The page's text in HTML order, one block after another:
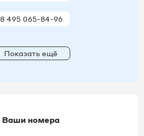
8 495 065-84-96
8 495 065-86-46
Показать ещё
Ваши номера